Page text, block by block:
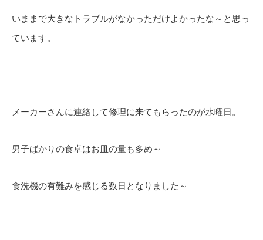
いままで大きなトラブルがなかっただけよかったな～と思っ
ています。
メーカーさんに連絡して修理に来てもらったのが水曜日。
男子ばかりの食卓はお皿の量も多め～
食洗機の有難みを感じる数日となりました～